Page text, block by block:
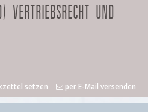
VERTRIEBSRECHT UND
setzen per E-Mail versenden